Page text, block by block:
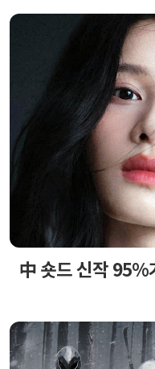
中 숏드 신작 95%